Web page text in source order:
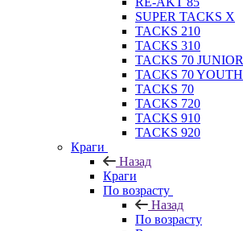
SUPER TACKS X
TACKS 210
TACKS 310
TACKS 70 JUNIOR
TACKS 70 YOUTH
TACKS 70
TACKS 720
TACKS 910
TACKS 920
Краги
Назад
Краги
По возрасту
Назад
По возрасту